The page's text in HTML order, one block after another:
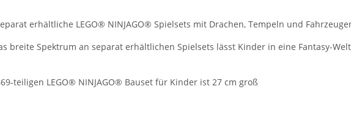
erhältliche LEGO® NINJAGO® Spielsets mit Drachen, Tempeln und
breite Spektrum an separat erhältlichen Spielsets lässt Kinder in eine Fantasy-
teiligen LEGO® NINJAGO® Bauset für Kinder ist 27 cm groß